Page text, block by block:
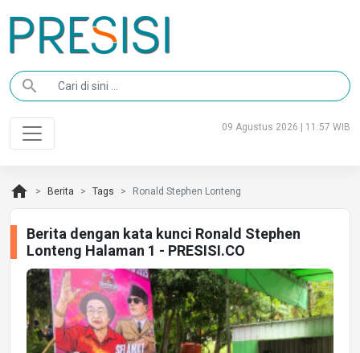
search
09 Agustus 2026 | 11:57 WIB
home Berita Tags Ronald Stephen Lonteng
Berita dengan kata kunci Ronald Stephen
Lonteng Halaman 1 - PRESISI.CO